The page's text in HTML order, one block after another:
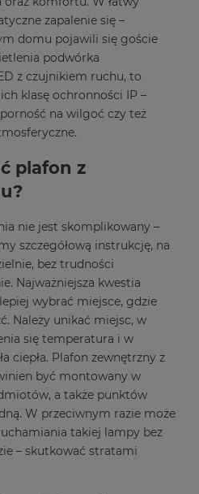
zapalenie się –
domu pojawili się goście
podwórka
z czujnikiem ruchu, to
klasę ochronności IP –
na wilgoć czy też
plafon z
nie jest skomplikowany –
szczegółową instrukcję, na
bez trudności
Najważniejsza kwestia
wybrać miejsce, gdzie
Należy unikać miejsc, w
się temperatura i w
ciepła. Plafon zewnętrzny z
być montowany w
a także punktów
W przeciwnym razie może
takiej lampy bez
– skutkować stratami